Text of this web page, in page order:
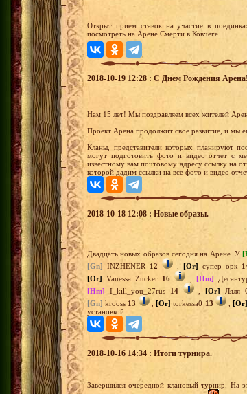
Открыт прием ставок на участие в
посмотреть на Арене Смерти в Ковчеге.
2018-10-19 12:28 : С Днем Рождения Арена!
Нам 15 лет! Мы поздравляем всех жителей
Проект Арена продолжит свое развитие, и мы
Кланы, представители которых планируют
могут подготовить фото и видео отчет с
известному вам почтовому адресу ссылку на
которой дадим ссылки на все фото и видео
2018-10-18 12:08 : Новые образы.
Двадцать новых образов сегодня на Арене. У
[Gn]
INZHENER 12 , [Or] супер орк
[Or]
Vanessa Zucker 16 , [Hm]
[Hm]
I_kill_you_27rus 14 , [Or] Ляля
[Gn] krooss 13 , [Or] torkessa0 13 , [Or]
установкой.
2018-10-16 14:34 : Итоги турнира.
Завершился очередной клановый турнир. На